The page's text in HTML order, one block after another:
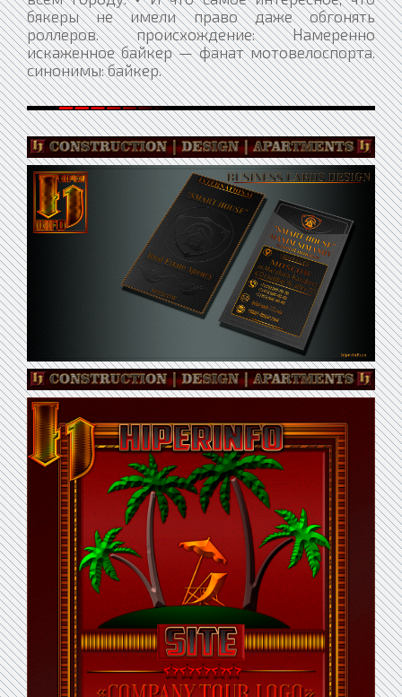
бякеры не имели право даже обгонять
роллеров. происхождение: Намеренно
искаженное байкер — фанат мотовелоспорта.
синонимы: байкер.